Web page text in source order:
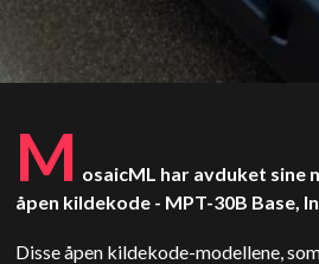
M osaicML har avduket sine
åpen kildekode - MPT-30B Base,
Disse åpen kildekode-modellene,